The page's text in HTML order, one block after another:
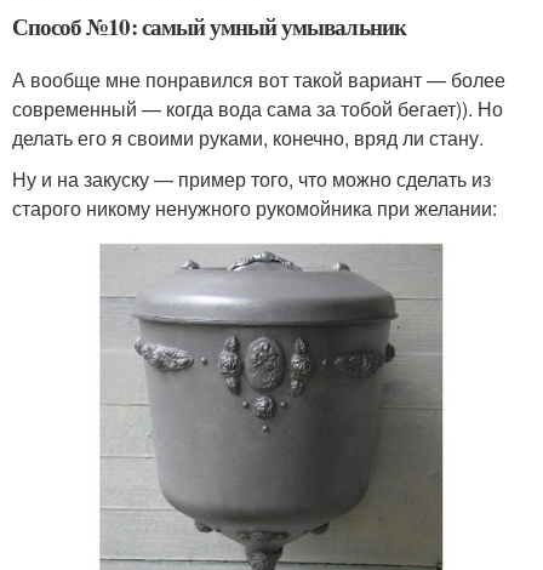
Способ №10: самый умный умывальник
А вообще мне понравился вот такой вариант — более
современный — когда вода сама за тобой бегает)). Но
делать его я своими руками, конечно, вряд ли стану.
Ну и на закуску — пример того, что можно сделать из
старого никому ненужного рукомойника при желании: